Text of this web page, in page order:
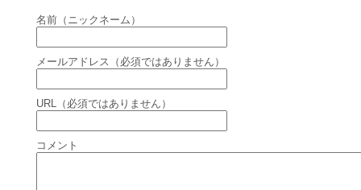
名前（ニックネーム）
メールアドレス（必須ではありません）
URL（必須ではありません）
コメント